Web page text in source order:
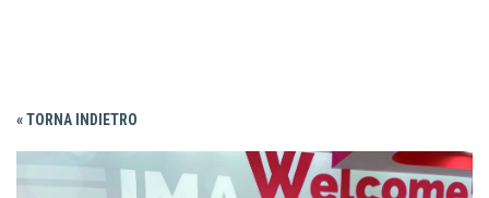
« TORNA INDIETRO